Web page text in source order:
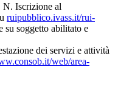
N. Iscrizione al
ruipubblico.ivass.it/rui-
su soggetto abilitato e
dei servizi e attività
web/area-